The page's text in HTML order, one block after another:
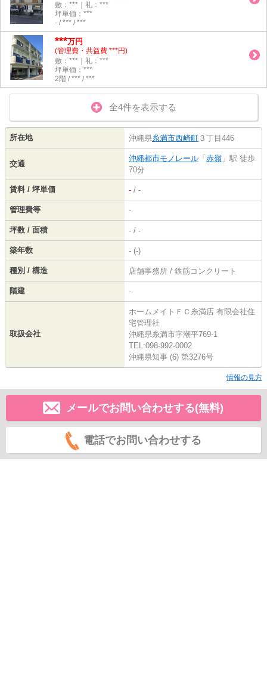
敷：***｜礼：***
坪単価：***
- / *** / ***
***万円
(管理費・共益費 ***円)
敷：***｜礼：***
坪単価：***
2階 / *** / ***
全4件を表示する
所在地 沖縄県糸満市西崎町 ３丁目446
交通
沖縄都市モノレール 「 赤嶺 」駅 徒歩
70分
賃料 / 坪単価 - / -
管理費等 -
坪数 / 面積 - / -
築年数 - (-)
種別 / 構造 店舗事務所 / 鉄筋コンクリート
階建 -
取扱会社
ホームメイトＦＣ糸満店 有限会社住
宅管理社
沖縄県糸満市字潮平769-1
TEL:098-992-0002
沖縄県知事 (6) 第3276号
情報の見方
メールでお問い合わせする(無料)
電話でお問い合わせする